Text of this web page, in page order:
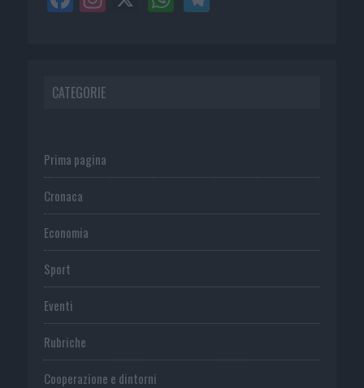
CATEGORIE
Prima pagina
Cronaca
Economia
Sport
Eventi
Rubriche
Cooperazione e dintorni